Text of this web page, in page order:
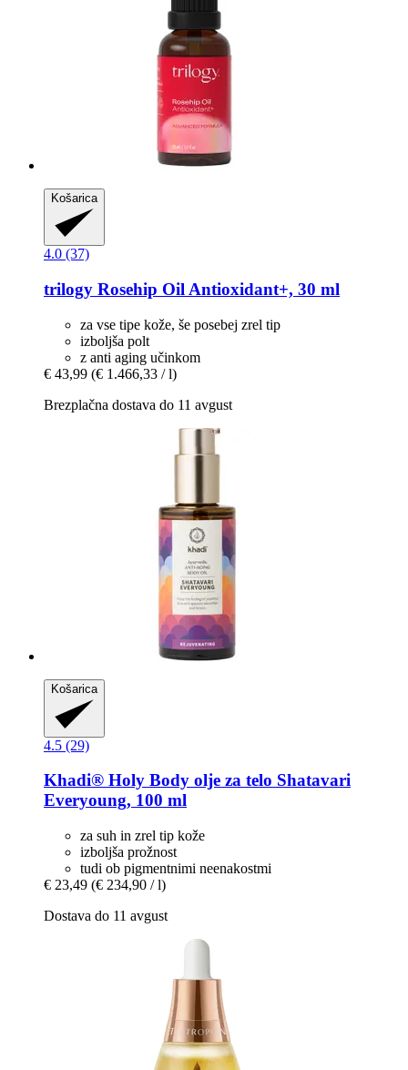
Košarica
4.0 (37)
trilogy Rosehip Oil Antioxidant+, 30 ml
za vse tipe kože, še posebej zrel tip
izboljša polt
z anti aging učinkom
€ 43,99 (€ 1.466,33 / l)
Brezplačna dostava do 11 avgust
Košarica
4.5 (29)
Khadi® Holy Body olje za telo Shatavari
Everyoung, 100 ml
za suh in zrel tip kože
izboljša prožnost
tudi ob pigmentnimi neenakostmi
€ 23,49 (€ 234,90 / l)
Dostava do 11 avgust